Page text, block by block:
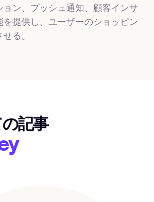
ョン、プッシュ通知、顧客インサ
を提供し、ユーザーのショッピン
る。
記事